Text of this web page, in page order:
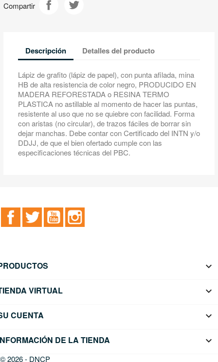
Compartir
Descripción Detalles del producto
Lápiz de grafito (lápiz de papel), con punta afilada, mina
HB de alta resistencia de color negro, PRODUCIDO EN
MADERA REFORESTADA o RESINA TERMO
PLASTICA no astillable al momento de hacer las puntas,
resistente al uso que no se quiebre con facilidad. Forma
con aristas (no circular), de trazos fáciles de borrar sin
dejar manchas. Debe contar con Certificado del INTN y/o
DDJJ, de que el bien ofertado cumple con las
especificaciones técnicas del PBC.
FacebookTwitter YouTube

VIRTUAL 
CUENTA 
DE LA TIENDA keyboard_arrow_down
© 2026 - DNCP